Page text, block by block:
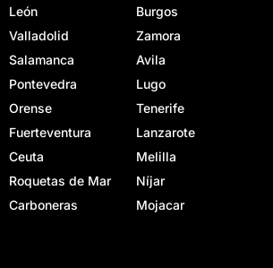
León
Burgos
Valladolid
Zamora
Salamanca
Avila
Pontevedra
Lugo
Orense
Tenerife
Fuerteventura
Lanzarote
Ceuta
Melilla
Roquetas de Mar
Níjar
Carboneras Mojacar